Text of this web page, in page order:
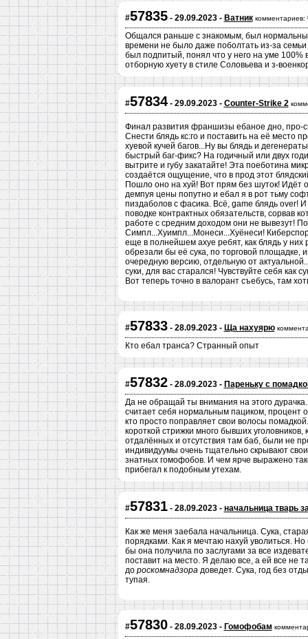
#57835- 29.09.2023 - Ватник комментариев:
Общался раньше с знакомым, был
времени не было даже поболтать из-за
был подпитый, понял что у него на уме 100%
отборную хуету в стиле Соловьева и з-
#57834- 29.09.2023 - Counter-Strike 2
Финал развития франшизы ебаное дно,
Снести блядь кс:го и поставить на её место
хуевой кучей багов...Ну вы блядь и
быстрый баг-фикс? На годичный или двух
вытрите и губу закатайте! Эта поеботина
создаётся ощущение, что в прод этот
Пошло оно на хуй! Вот прям без шуток! Идёт
демпуя цены попутно и ебал я в рот тьму
пиздаболов с фасика. Всё, game блядь over!
поводке контрактных обязательств, сорвав
работе с средним доходом они не вывезут!
Симпл...Хуимпл...Монеси...Хуёнеси!
еще в полнейшем ахуе ребят, как блядь у
обрезали бы её сука, по торговой площадке,
очередную версию, отдельную от
суки, для вас старался! Чувствуйте себя как
Вот теперь точно в валорант съебусь, там
#57833- 28.09.2023 - Ща нахуярю
Кто ебал транса? Странный опыт
#57832- 28.09.2023 - Пареньку с
Да не обращай ты внимания на этого дурачка.
считает себя нормальным пациком, процент
кто просто поправляет свои волосы
короткой стрижки много бывших
отдалённых и отсутствия там баб, были не
индивидуумы очень тщательно скрывают
знатных гомофобов. И чем ярче выражено
прибегал к подобным утехам.
#57831- 28.09.2023 - начальница тварь
Как же меня заебала начальница. Сука,
порядками. Как я мечтаю нахуй уволиться.
бы она получила по заслугами за все
поставит на место. Я делаю все, а ей все не
до роскомнадзорадоведет. Сука, год без
тупая.
#57830- 28.09.2023 - Гомофобам